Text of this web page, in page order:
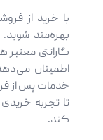
با خرید از
بهره‌مند
گارانتی
اطمینان
خدمات پس از
تا تجربه
کند.